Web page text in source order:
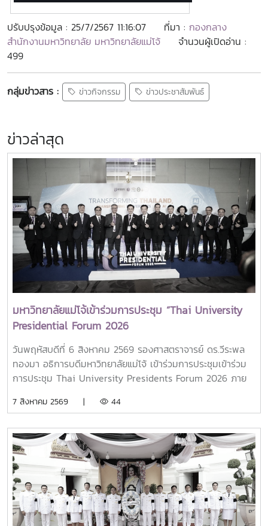
ปรับปรุงข้อมูล : 25/7/2567 11:16:07 ที่มา : กองกลาง
สำนักงานมหาวิทยาลัย มหาวิทยาลัยแม่โจ้
จำนวนผู้เปิดอ่าน :
499
กลุ่มข่าวสาร : ข่าวกิจกรรม ข่าวประชาสัมพันธ์
ข่าวล่าสุด
มหาวิทยาลัยแม่โจ้เข้าร่วมการประชุม “Thai University
Presidential Forum 2026
วันพฤหัสบดีที่ 6 สิงหาคม 2569 รองศาสตราจารย์ ดร.วีระพล
ทองมา อธิการบดีมหาวิทยาลัยแม่โจ้ เข้าร่วมการประชุมเข้าร่วม
การประชุม Thai University Presidents Forum 2026 ภาย
ได้รับเกียรติจาก ศาสตราจารย์ ดร.ยศชนัน วงศ์สวัสดิ์ รองนายก
วิทยาศาสตร์ วิจัยและนวัตกรรม เป็นประธานเปิดงาน ณ โรงแรม
เซ็นทารา แกรนด์ แอท เซ็นทรัลพลาซ่าลาดพร้าว กทม.สำหรับ
การประชุม Thai University Presidential Forum 2026 มี
นายดนุพร ปุณณกันต์ ผู้ช่วยรัฐมนตรีประจำกระทรวง อว.
ทพญ.ศรีญาดา ปาลิมาพันธ์ ที่ปรึกษา รมว.อว. ศ.ดร.ศุภชัย
ปทุมนากุล ปลัดกระทรวง อว. ดร.พันธุ์เพิ่มศักดิ์ อารุณี รองปลัด
กระทรวง อว. นางศรินยา สาขากร ผู้ช่วยปลัดกระทรวง อว.
7 สิงหาคม 2569 | 44